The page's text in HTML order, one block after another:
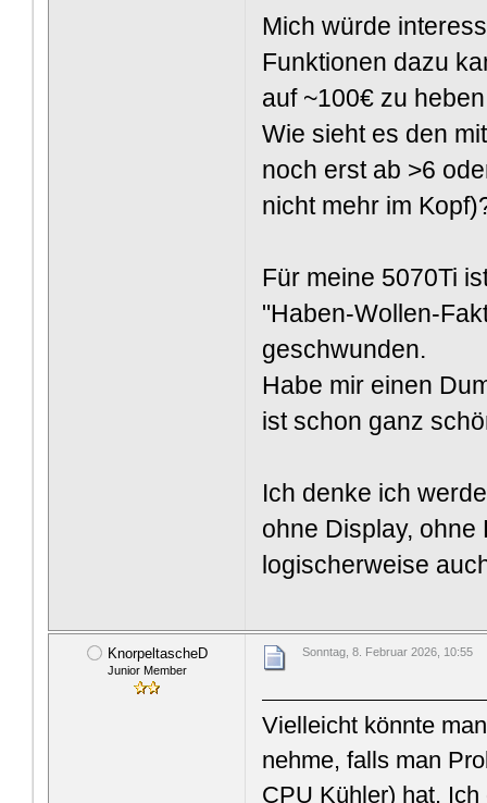
Mich würde
Funktionen dazu
auf ~100€ zu
Wie sieht es den
noch erst ab >6
nicht mehr im
Für meine 5070Ti
"Haben-Wollen-
geschwunden.
Habe mir einen
ist schon ganz
Ich denke ich
ohne Display,
logischerweise
KnorpeltascheD
Junior Member
Sonntag, 8. Februar 2026, 10:55
Vielleicht könnte
nehme, falls man
CPU Kühler) hat.